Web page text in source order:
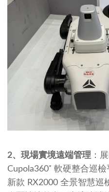
2、現場實境遠端管理 ：
Cupola360⁺ 軟硬整合巡
新款 RX2000 全景智慧巡